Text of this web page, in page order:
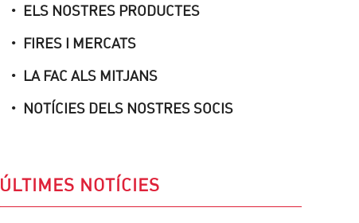
ELS NOSTRES PRODUCTES
FIRES I MERCATS
LA FAC ALS MITJANS
NOTÍCIES DELS NOSTRES SOCIS
ÚLTIMES NOTÍCIES